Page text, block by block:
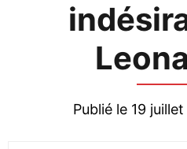
Publié le 19